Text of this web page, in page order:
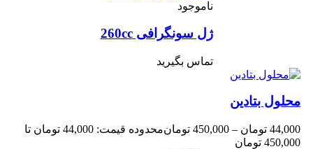
ناموجود
ژل سونگرافی 260cc
تماس بگیرید
بتادین
تومان –
450,000 تومان
محدوده قیمت: 44,000 تومان تا
تومان